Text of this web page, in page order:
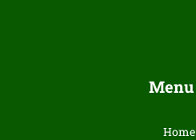
Menu
Home